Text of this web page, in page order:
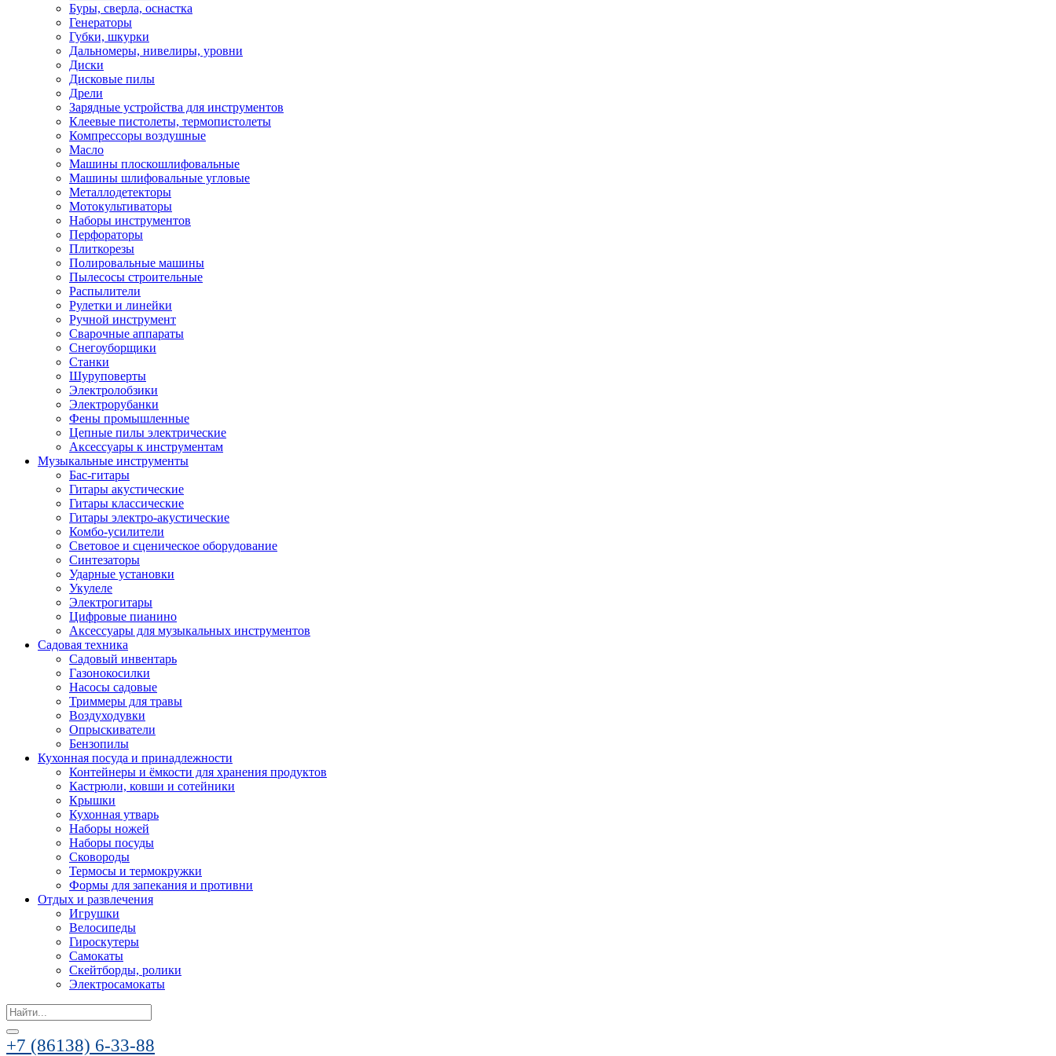
Буры, сверла, оснастка
Генераторы
Губки, шкурки
Дальномеры, нивелиры, уровни
Диски
Дисковые пилы
Дрели
Зарядные устройства для инструментов
Клеевые пистолеты, термопистолеты
Компрессоры воздушные
Масло
Машины плоскошлифовальные
Машины шлифовальные угловые
Металлодетекторы
Мотокультиваторы
Наборы инструментов
Перфораторы
Плиткорезы
Полировальные машины
Пылесосы строительные
Распылители
Рулетки и линейки
Ручной инструмент
Сварочные аппараты
Снегоуборщики
Станки
Шуруповерты
Электролобзики
Электрорубанки
Фены промышленные
Цепные пилы электрические
Аксессуары к инструментам
Музыкальные инструменты
Бас-гитары
Гитары акустические
Гитары классические
Гитары электро-акустические
Комбо-усилители
Световое и сценическое оборудование
Синтезаторы
Ударные установки
Укулеле
Электрогитары
Цифровые пианино
Аксессуары для музыкальных инструментов
Садовая техника
Садовый инвентарь
Газонокосилки
Насосы садовые
Триммеры для травы
Воздуходувки
Опрыскиватели
Бензопилы
Кухонная посуда и принадлежности
Контейнеры и ёмкости для хранения продуктов
Кастрюли, ковши и сотейники
Крышки
Кухонная утварь
Наборы ножей
Наборы посуды
Сковороды
Термосы и термокружки
Формы для запекания и противни
Отдых и развлечения
Игрушки
Велосипеды
Гироскутеры
Самокаты
Скейтборды, ролики
Электросамокаты
Search
for:
+7 (86138) 6-33-88